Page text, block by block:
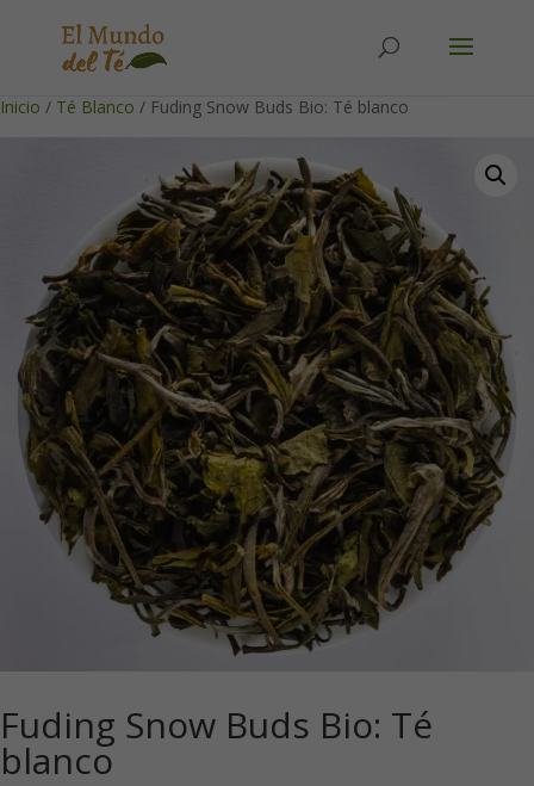
Inicio / Té Blanco / Fuding Snow Buds Bio: Té blanco
Fuding Snow Buds Bio: Té
blanco